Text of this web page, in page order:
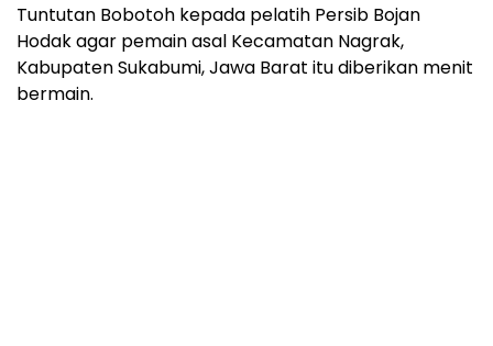
Tuntutan Bobotoh kepada pelatih Persib Bojan
Hodak agar pemain asal Kecamatan Nagrak,
Kabupaten Sukabumi, Jawa Barat itu diberikan menit
bermain.